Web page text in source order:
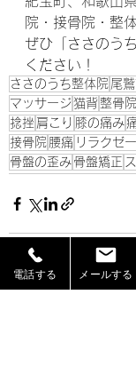
院・接骨院・整
ぜひ「ささのう
ください！
ささのうち整体院 尾
マッサージ 猫背 整骨院
捻挫 肩こり 膝の痛み
接骨院 腰痛 リラクゼ
骨盤の歪み 骨盤矯正
電話する メールする